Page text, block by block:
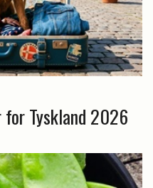
for Tyskland 2026